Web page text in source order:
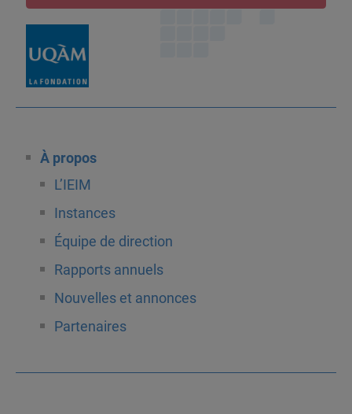
À propos
L’IEIM
Instances
Équipe de direction
Rapports annuels
Nouvelles et annonces
Partenaires